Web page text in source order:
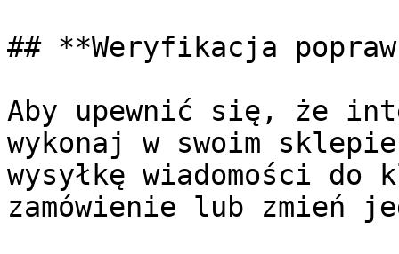
## **Weryfikacja
Aby upewnić się, że
wykonaj w swoim
wysyłkę wiadomości
zamówienie lub zmień